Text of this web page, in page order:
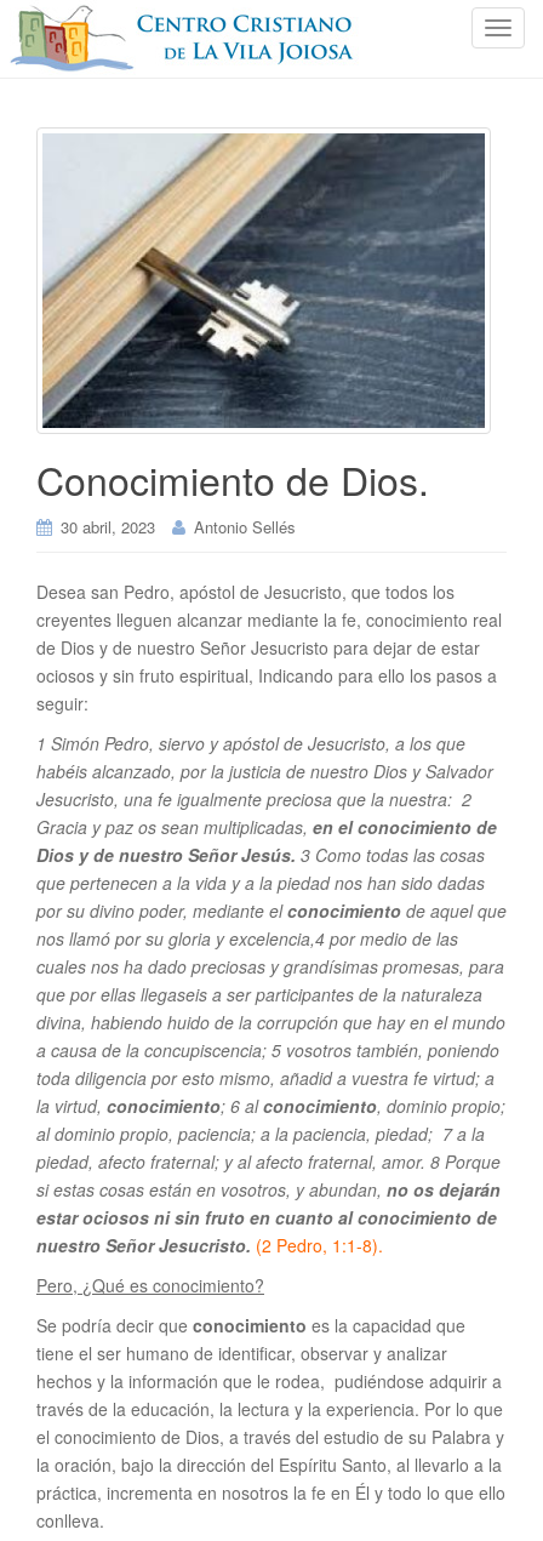
C
Conocimiento de Dios.
30 abril, 2023 Antonio Sellés
Desea san Pedro, apóstol de Jesucristo, que todos los
creyentes lleguen alcanzar mediante la fe, conocimiento real
de Dios y de nuestro Señor Jesucristo para dejar de estar
ociosos y sin fruto espiritual, Indicando para ello los pasos a
seguir:
1 Simón Pedro, siervo y apóstol de Jesucristo, a los que
habéis alcanzado, por la justicia de nuestro Dios y Salvador
Jesucristo, una fe igualmente preciosa que la nuestra: 2
Gracia y paz os sean multiplicadas, en el conocimiento de
Dios y de nuestro Señor Jesús. 3 Como todas las cosas
que pertenecen a la vida y a la piedad nos han sido dadas
por su divino poder, mediante elconocimiento de aquel que
nos llamó por su gloria y excelencia,4 por medio de las
cuales nos ha dado preciosas y grandísimas promesas, para
que por ellas llegaseis a ser participantes de la naturaleza
divina, habiendo huido de la corrupción que hay en el mundo
a causa de la concupiscencia; 5 vosotros también, poniendo
toda diligencia por esto mismo, añadid a vuestra fe virtud; a
la virtud, conocimiento; 6 alconocimiento, dominio propio;
al dominio propio, paciencia; a la paciencia, piedad; 7 a la
piedad, afecto fraternal; y al afecto fraternal, amor. 8 Porque
si estas cosas están en vosotros, y abundan, no os dejarán
estar ociosos ni sin fruto en cuanto al conocimiento de
nuestro Señor Jesucristo. (2 Pedro, 1:1-8).
Pero, ¿Qué es conocimiento?
Se podría decir que conocimiento es la capacidad que
tiene el ser humano de identificar, observar y analizar
hechos y la información que le rodea, pudiéndose adquirir a
través de la educación, la lectura y la experiencia. Por lo que
el conocimiento de Dios, a través del estudio de su Palabra y
la oración, bajo la dirección del Espíritu Santo, al llevarlo a la
práctica, incrementa en nosotros la fe en Él y todo lo que ello
conlleva.